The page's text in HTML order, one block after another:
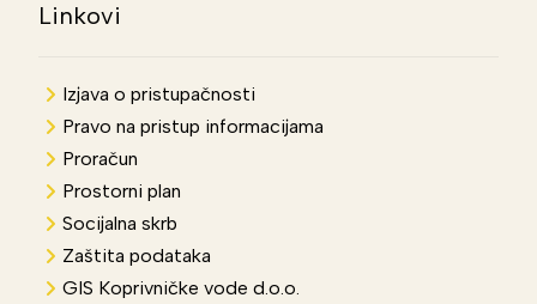
Linkovi
Izjava o pristupačnosti
Pravo na pristup informacijama
Proračun
Prostorni plan
Socijalna skrb
Zaštita podataka
GIS Koprivničke vode d.o.o.